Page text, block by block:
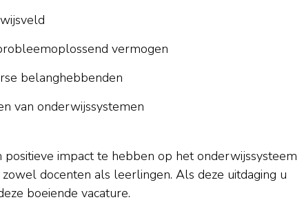
vermogen
belanghebbenden
van onderwijssystemen
impact te hebben op het onderwijssysteem
docenten als leerlingen. Als deze uitdaging u
boeiende vacature.